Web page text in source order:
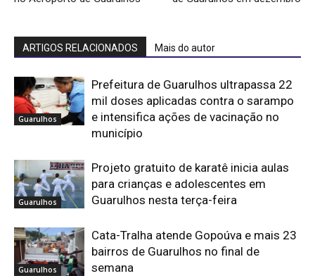
ARTIGOS RELACIONADOS Mais do autor
Guarulhos
Prefeitura de Guarulhos ultrapassa 22
mil doses aplicadas contra o sarampo
e intensifica ações de vacinação no
município
Guarulhos
Projeto gratuito de karatê inicia aulas
para crianças e adolescentes em
Guarulhos nesta terça-feira
Guarulhos
Cata-Tralha atende Gopoúva e mais 23
bairros de Guarulhos no final de
semana